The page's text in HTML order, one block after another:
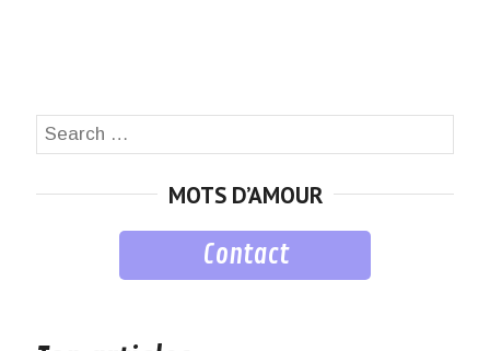
Search
MOTS D’AMOUR
Contact